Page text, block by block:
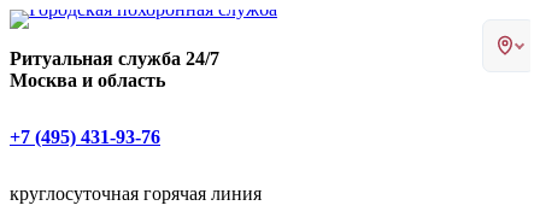
Ритуальная служба 24/7
Москва и область
+7 (495) 431-93-76
круглосуточная горячая линия